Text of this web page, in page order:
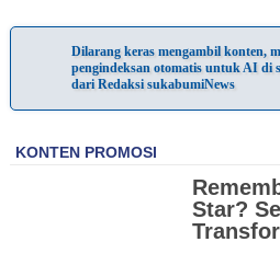
Dilarang keras mengambil konten,
pengindeksan otomatis untuk AI di
dari Redaksi sukabumiNews